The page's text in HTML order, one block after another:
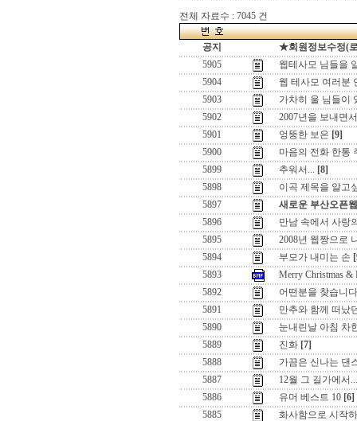
전체 자료수 : 7045 건
공지
★회원정보수정(
5905
웹테사모 님들을
5904
웹 테사모 여러분
5903
가차히 울 님들이
5902
2007년을 보내면
5901
엉뚱한 보은 [9]
5900
마음의 전화 한통
5899
추워서... [8]
5898
이곡 제목을 알고
5897
새로운 부산오픈
5896
만남 속에서 사랑
5895
2008년 웹짱으로
5894
부모가 내미는 손
5893
Merry Christmas &
5892
어떤분을 찾습니다
5891
만추와 함께 떠났
5890
눈내린날 아침 차
5889
진화 [7]
5888
가끔은 신나는 댄
5887
12월 그 길가에서...
5886
유머 베스트 10 [6]
5885
화사함으로 시작